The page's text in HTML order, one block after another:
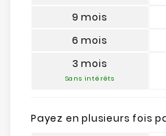
9 mois
6 mois
3 mois
Sans intérêts
Payez en plusieurs fois